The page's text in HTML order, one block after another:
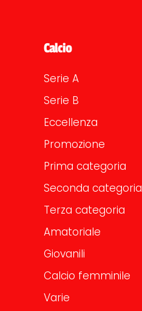
Calcio
Serie A
Serie B
Eccellenza
Promozione
Prima categoria
Seconda categoria
Terza categoria
Amatoriale
Giovanili
Calcio femminile
Varie